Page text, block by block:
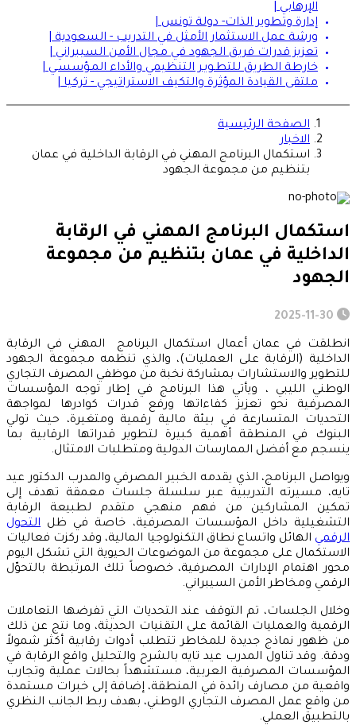
الإرهابي |
إدارة وتطوير الذات- دولة تونس |
ورشة عمل الاستثمار الأمثل في التدريب - السعودية |
تعزيز قدرات فريق الجهود في مجال الأمن السيبراني |
خارطة الطريق للتطـويـر التنظيمي والأداء المـؤسسـي |
ملتقى القيادة المؤثرة والتكيف الاستراتيجي - تركيا |
الصفحة الرئيسية
الاخبار
استكمال البرنامج المهني في الرقابة الداخلية في عمان
بتنظيم من مجموعة الجهود
استكمال البرنامج المهني في الرقابة
الداخلية في عمان بتنظيم من مجموعة
الجهود
انطلقت في عمان أعمال استكمال البرنامج المهني في الرقابة
الداخلية (الرقابة على العمليات)، والذي تنظمه مجموعة الجهود
للتطوير والاستشارات بمشاركة نخبة من موظفي المصرف التجاري
الوطني الليبي ، ويأتي هذا البرنامج في إطار توجه المؤسسات
المصرفية نحو تعزيز كفاءاتها ورفع قدرات كوادرها لمواجهة
التحديات المتسارعة في بيئة مالية رقمية ومتغيرة، حيث تولي
البنوك في المنطقة أهمية كبيرة لتطوير قدراتها الرقابية بما
ينسجم مع أفضل الممارسات الدولية ومتطلبات الامتثال.
ويواصل البرنامج، الذي يقدمه الخبير المصرفي والمدرب الدكتور عيد
تايه، مسيرته التدريبية عبر سلسلة جلسات معمقة تهدف إلى
تمكين المشاركين من فهم منهجي متقدم لطبيعة الرقابة
التشغيلية داخل المؤسسات المصرفية، خاصة في ظل التحول
الرقمي الهائل واتساع نطاق التكنولوجيا المالية، وقد ركزت فعاليات
الاستكمال على مجموعة من الموضوعات الحيوية التي تشكل اليوم
محور اهتمام الإدارات المصرفية، خصوصاً تلك المرتبطة بالتحوّل
الرقمي ومخاطر الأمن السيبراني.
وخلال الجلسات، تم التوقف عند التحديات التي تفرضها التعاملات
الرقمية والعمليات القائمة على التقنيات الحديثة، وما نتج عن ذلك
من ظهور نماذج جديدة للمخاطر تتطلب أدوات رقابية أكثر شمولاً
ودقة. وقد تناول المدرب عيد تايه بالشرح والتحليل واقع الرقابة في
المؤسسات المصرفية العربية، مستشهداً بحالات عملية وتجارب
واقعية من مصارف رائدة في المنطقة، إضافة إلى خبرات مستمدة
من واقع عمل المصرف التجاري الوطني، بهدف ربط الجانب النظري
بالتطبيق العملي.